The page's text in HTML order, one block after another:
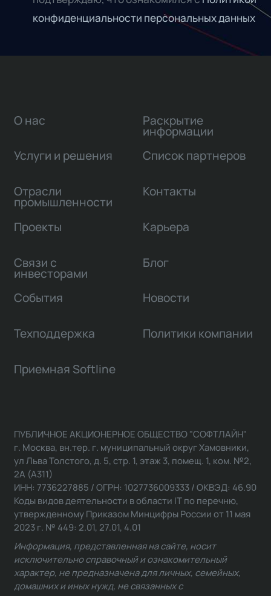
конфиденциальности персональных данных
О нас
Услуги и решения
Отрасли
промышленности
Проекты
Связи с
инвесторами
Раскрытие
информации
Список партнеров
Контакты
Карьера
Блог
События Новости
Техподдержка Политики компании
Приемная Softline
ПУБЛИЧНОЕ АКЦИОНЕРНОЕ ОБЩЕСТВО "СОФТЛАЙН"
г. Москва, вн.тер. г. муниципальный округ Хамовники,
ул Льва Толстого, д. 5, стр. 1, этаж 3, помещ. 1, ком. №2,
2А (А311)
ИНН: 7736227885 / ОГРН: 1027736009333 / ОКВЭД: 46.90
Коды видов деятельности в области IT по перечню,
утвержденному Приказом Минцифры России от 11 мая
2023 г. № 449: 2.01, 27.01, 4.01
Информация, представленная на сайте, носит
исключительно справочный и ознакомительный
характер, не предназначена для личных, семейных,
домашних и иных нужд, не связанных с